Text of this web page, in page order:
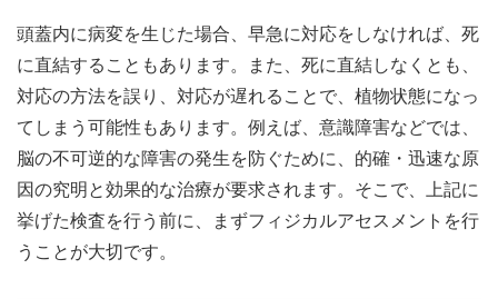
頭蓋内に病変を生じた場合、早急に対応をしなければ、死
に直結することもあります。また、死に直結しなくとも、
対応の方法を誤り、対応が遅れることで、植物状態になっ
てしまう可能性もあります。例えば、意識障害などでは、
脳の不可逆的な障害の発生を防ぐために、的確・迅速な原
因の究明と効果的な治療が要求されます。そこで、上記に
挙げた検査を行う前に、まずフィジカルアセスメントを行
うことが大切です。